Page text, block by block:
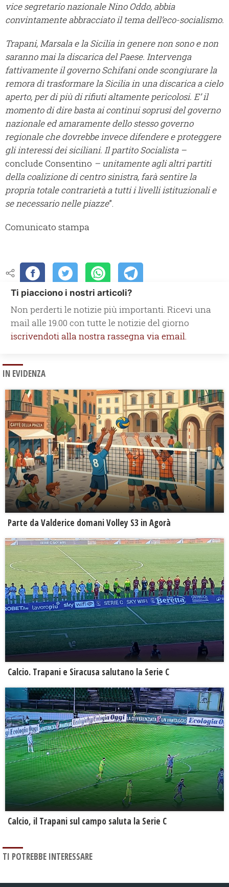
vice segretario nazionale Nino Oddo, abbia
convintamente abbracciato il tema dell’eco-socialismo.
Trapani, Marsala e la Sicilia in genere non sono e non
saranno mai la discarica del Paese. Intervenga
fattivamente il governo Schifani onde scongiurare la
remora di trasformare la Sicilia in una discarica a cielo
aperto, per di più di rifiuti altamente pericolosi. E’ il
momento di dire basta ai continui soprusi del governo
nazionale ed amaramente dello stesso governo
regionale che dovrebbe invece difendere e proteggere
gli interessi dei siciliani. Il partito Socialista –
conclude Consentino – unitamente agli altri partiti
della coalizione di centro sinistra, farà sentire la
propria totale contrarietà a tutti i livelli istituzionali e
se necessario nelle piazze”.
Comunicato stampa
Ti piacciono i nostri articoli?
Non perderti le notizie più importanti. Ricevi una
mail alle 19.00 con tutte le notizie del giorno
iscrivendoti alla nostra rassegna via email.
IN EVIDENZA
Parte da Valderice domani Volley S3 in Agorà
Calcio. Trapani e Siracusa salutano la Serie C
Calcio, il Trapani sul campo saluta la Serie C
TI POTREBBE INTERESSARE